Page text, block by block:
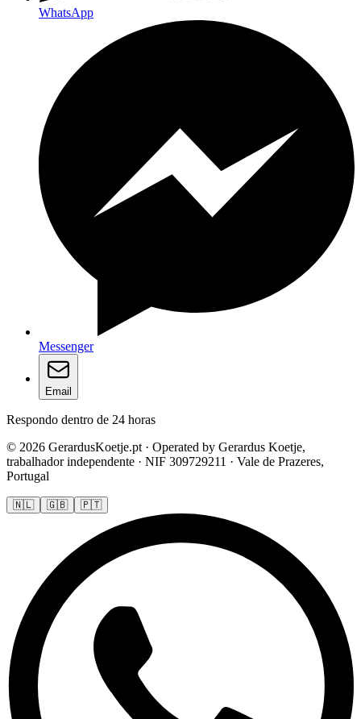
WhatsApp
Messenger
Email
Respondo dentro de 24 horas
© 2026 GerardusKoetje.pt · Operated by Gerardus Koetje,
trabalhador independente · NIF 309729211 · Vale de Prazeres,
Portugal
🇳🇱 🇬🇧 🇵🇹